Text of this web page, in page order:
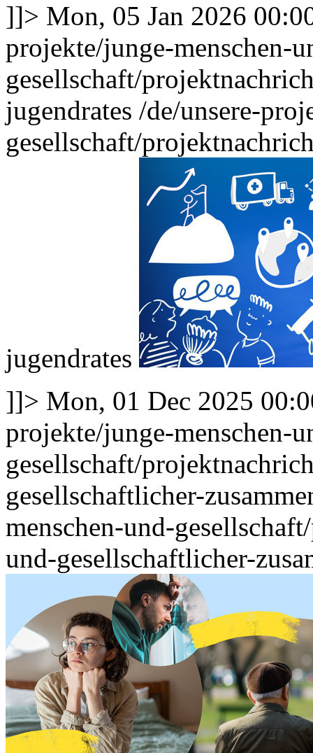
]]> Mon, 05 Jan 2026
projekte/junge-menschen-
gesellschaft/
jugendrates /de/unsere-
gesellschaft/
jugendrates
]]> Mon, 01 Dec 2025
projekte/junge-menschen-
gesellschaft/
gesellschaftlicher-
menschen-und-
und-gesellschaftlicher-